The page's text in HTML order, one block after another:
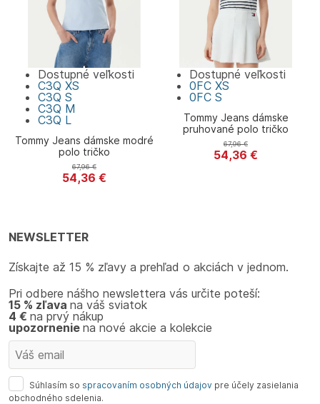
Tommy Jeans dámske modré
polo tričko
Tommy Jeans
54,36 €
67,96€
Dostupné veľkosti
C3Q XS
C3Q S
C3Q M
C3Q L
Tommy Jeans dámske
pruhované polo tričko
Tommy Jeans
54,36 €
67,96€
Dostupné veľkosti
0FC XS
0FC S
NEWSLETTER
Získajte až 15 % zľavy a prehľad o akciách v jednom.
Pri odbere nášho newslettera vás určite poteší:
15 % zľava na váš sviatok
4 € na prvý nákup
upozornenie na nové akcie a kolekcie
Súhlasím so spracovaním osobných údajov pre účely zasielania
obchodného sdelenia.